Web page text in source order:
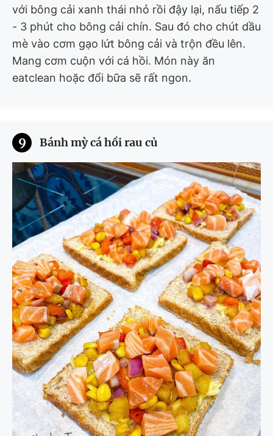
với bông cải xanh thái nhỏ rồi đậy lại, nấu tiếp 2
- 3 phút cho bông cải chín. Sau đó cho chút dầu
mè vào cơm gạo lứt bông cải và trộn đều lên.
Mang cơm cuộn với cá hồi. Món này ăn
eatclean hoặc đổi bữa sẽ rất ngon.
9 Bánh mỳ cá hồi rau củ